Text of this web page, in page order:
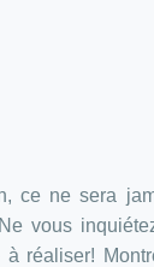
ce ne sera
vous
réaliser!